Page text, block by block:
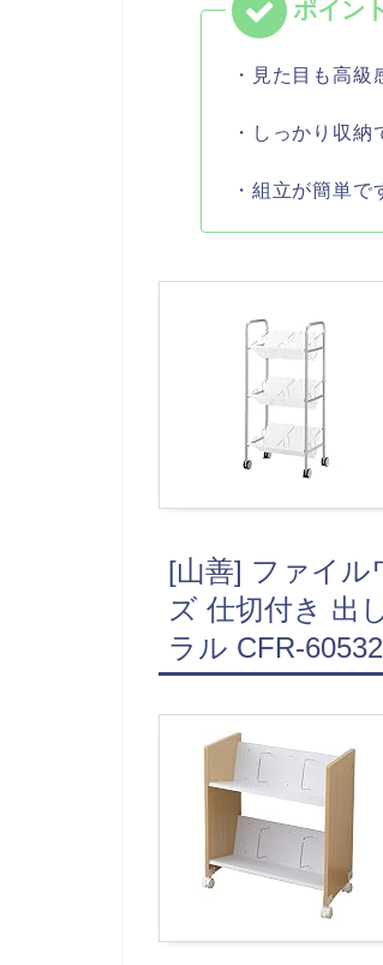
・見た目も高級
・しっかり収納
・組立が簡単で
[山善] ファイル
ズ 仕切付き 出
ラル CFR-